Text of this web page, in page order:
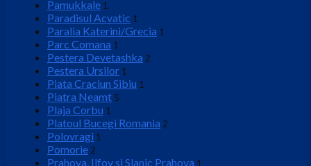
Pamukkale 1
Paradisul Acvatic 1
Paralia Katerini/Grecia 1
Parc Comana 1
Pestera Devetashka 2
Pestera Ursilor 1
Piata Craciun Sibiu 1
Piatra Neamt 5
Plaja Corbu 1
Platoul Bucegi Romania 2
Polovragi 1
Pomorie 2
Prahova, Ilfov si Slanic Prahova 1